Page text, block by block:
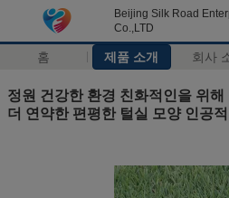
Beijing Silk Road
Co.,LTD
홈 제품 소개 회사
정원 건강한 환경 친화적인을 위
더 연약한 편평한 털실 모양 인공